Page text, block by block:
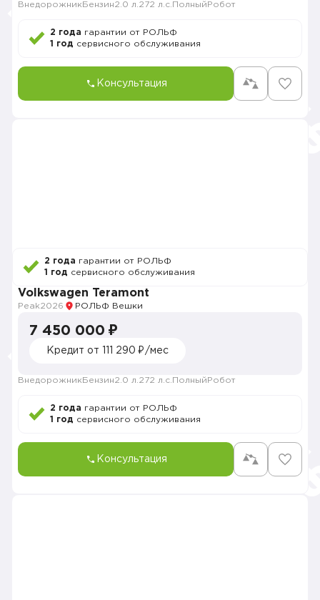
Внедорожник Бензин2.0 л. 272 л.с. Полный Робот
2 года гарантии от РОЛЬФ
1 год сервисного обслуживания
Консультация
2 года гарантии от РОЛЬФ
1 год сервисного обслуживания
Volkswagen Teramont
Peak2026 РОЛЬФ Вешки
7 450 000 ₽
Кредит от 111 290 ₽/мес
Внедорожник Бензин2.0 л. 272 л.с. Полный Робот
2 года гарантии от РОЛЬФ
1 год сервисного обслуживания
Консультация